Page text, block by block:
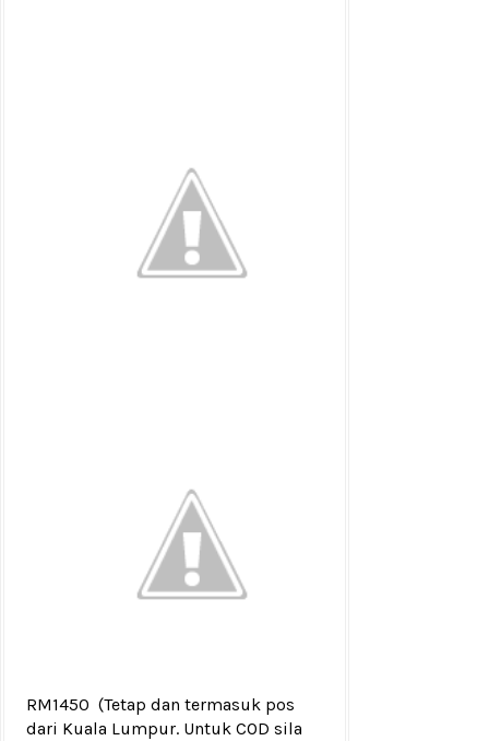
RM1450 (Tetap dan termasuk pos
dari Kuala Lumpur. Untuk COD sila